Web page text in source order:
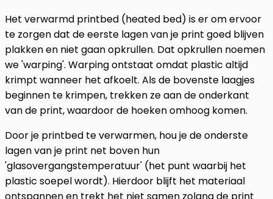
Het verwarmd printbed (heated bed) is er om ervoor
te zorgen dat de eerste lagen van je print goed blijven
plakken en niet gaan opkrullen. Dat opkrullen noemen
we 'warping'. Warping ontstaat omdat plastic altijd
krimpt wanneer het afkoelt. Als de bovenste laagjes
beginnen te krimpen, trekken ze aan de onderkant
van de print, waardoor de hoeken omhoog komen.
Door je printbed te verwarmen, hou je de onderste
lagen van je print net boven hun
'glasovergangstemperatuur' (het punt waarbij het
plastic soepel wordt). Hierdoor blijft het materiaal